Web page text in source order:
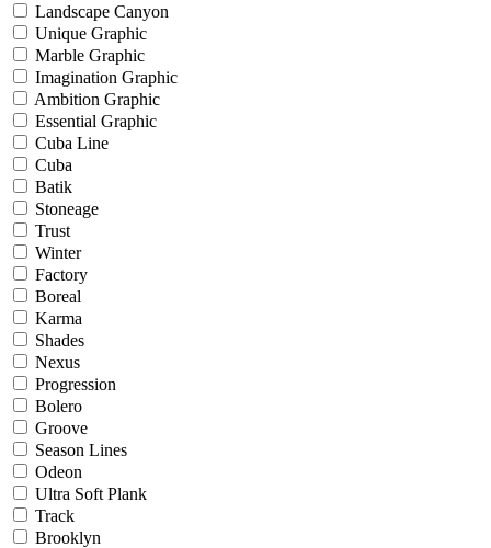
Landscape Canyon
Unique Graphic
Marble Graphic
Imagination Graphic
Ambition Graphic
Essential Graphic
Cuba Line
Cuba
Batik
Stoneage
Trust
Winter
Factory
Boreal
Karma
Shades
Nexus
Progression
Bolero
Groove
Season Lines
Odeon
Ultra Soft Plank
Track
Brooklyn